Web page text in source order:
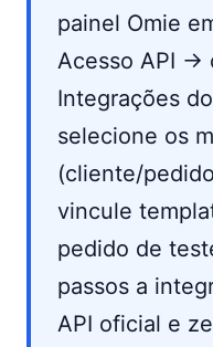
painel Omie
Acesso API →
Integrações
selecione os
(cliente/
vincule
pedido de
passos a
API oficial e